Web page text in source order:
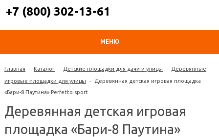
+7 (800) 302-13-61
МЕНЮ
Главная - Каталог - Детские площадки для дачи и улицы - Деревянные
игровые площадки для улицы -
Деревянная детская игровая площадка
«Бари-8 Паутина» Perfetto sport
Деревянная детская игровая
площадка «Бари-8 Паутина»